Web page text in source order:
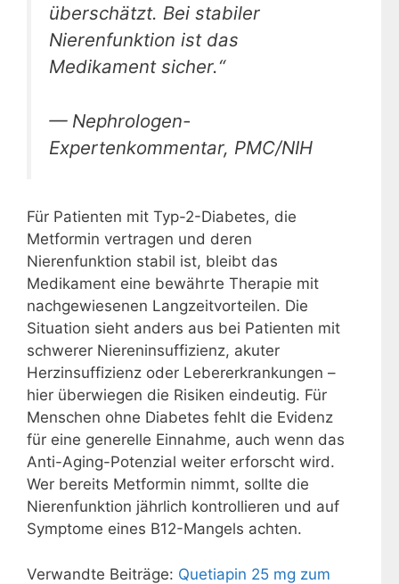
überschätzt. Bei stabiler
Nierenfunktion ist das
Medikament sicher.“
— Nephrologen-
Expertenkommentar, PMC/NIH
Für Patienten mit Typ-2-Diabetes, die
Metformin vertragen und deren
Nierenfunktion stabil ist, bleibt das
Medikament eine bewährte Therapie mit
nachgewiesenen Langzeitvorteilen. Die
Situation sieht anders aus bei Patienten mit
schwerer Niereninsuffizienz, akuter
Herzinsuffizienz oder Lebererkrankungen –
hier überwiegen die Risiken eindeutig. Für
Menschen ohne Diabetes fehlt die Evidenz
für eine generelle Einnahme, auch wenn das
Anti-Aging-Potenzial weiter erforscht wird.
Wer bereits Metformin nimmt, sollte die
Nierenfunktion jährlich kontrollieren und auf
Symptome eines B12-Mangels achten.
Verwandte Beiträge: Quetiapin 25 mg zum